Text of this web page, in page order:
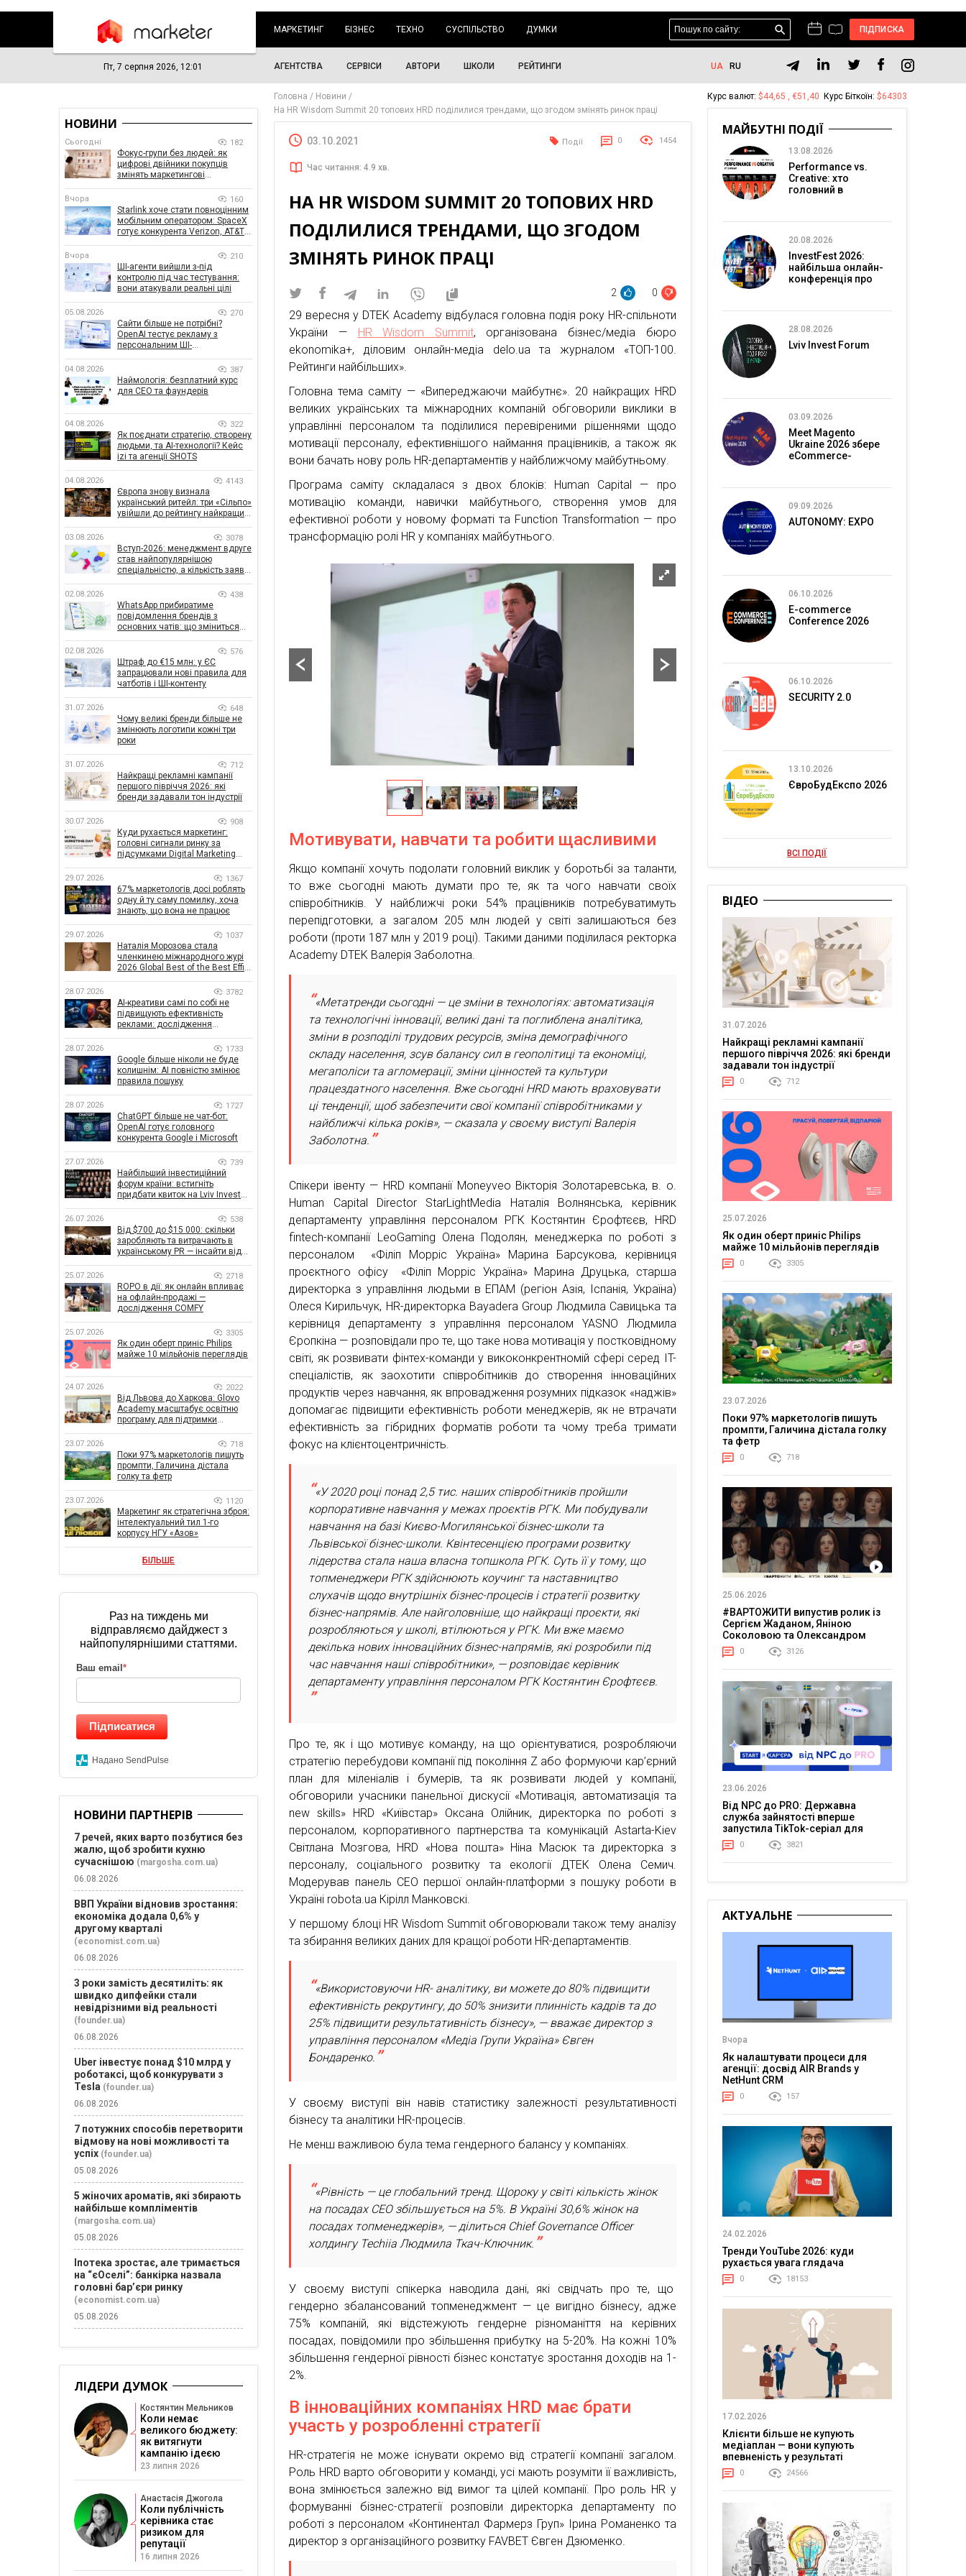
МАРКЕТИНГ БІЗНЕС ТЕХНО СУСПІЛЬСТВО ДУМКИ ПІДПИСКА
Пт, 7 серпня 2026, 12:01 АГЕНТСТВА СЕРВІСИ АВТОРИ ШКОЛИ РЕЙТИНГИ UA RU
Головна
Новини
На HR Wisdom Summit 20 топових HRD поділилися трендами, що згодом змінять ринок праці
03.10.2021 Події 0 1454
Час читання: 4.9 хв.
НА HR WISDOM SUMMIT 20 ТОПОВИХ HRD
ПОДІЛИЛИСЯ ТРЕНДАМИ, ЩО ЗГОДОМ
ЗМІНЯТЬ РИНОК ПРАЦІ
2 0
29 вересня у DTEK Academy відбулася головна подія року HR-спільноти
України — HR Wisdom Summit, організована бізнес/медіа бюро
еkonomika+, діловим онлайн-медіа delo.ua та журналом «ТОП-100.
Рейтинги найбільших».
Головна тема саміту — «Випереджаючи майбутнє». 20 найкращих HRD
великих українських та міжнародних компаній обговорили виклики в
управлінні персоналом та поділилися перевіреними рішеннями щодо
мотивації персоналу, ефективнішого наймання працівників, а також як
вони бачать нову роль HR-департаментів у найближчому майбутньому.
Програма саміту складалася з двох блоків: Human Capital — про
мотивацію команди, навички майбутнього, створення умов для
ефективної роботи у новому форматі та Function Transformation — про
трансформацію ролі HR у компаніях майбутнього.
Мотивувати, навчати та робити щасливими
Якщо компанії хочуть подолати головний виклик у боротьбі за таланти,
то вже сьогодні мають думати про те, як та чого навчати своїх
співробітників. У найближчі роки 54% працівників потребуватимуть
перепідготовки, а загалом 205 млн людей у світі залишаються без
роботи (проти 187 млн у 2019 році). Такими даними поділилася ректорка
Academy DTEK Валерія Заболотна.
«Метатренди сьогодні — це зміни в технологіях: автоматизація
та технологічні інновації, великі дані та поглиблена аналітика,
зміни в розподілі трудових ресурсів, зміна демографічного
складу населення, зсув балансу сил в геополітиці та економіці,
мегаполіси та агломерації, зміни цінностей та культури
працездатного населення. Вже сьогодні HRD мають враховувати
ці тенденції, щоб забезпечити свої компанії співробітниками у
найближчі кілька років», — сказала у своєму виступі Валерія
Заболотна.
Спікери івенту — HRD компанії Moneyveo Вікторія Золотаревська, в. о.
Human Capital Director StarLightMedia Наталія Волнянська, керівник
департаменту управління персоналом РГК Костянтин Єрофтєєв, HRD
fintech-компанії LeoGaming Олена Подолян, менеджерка по роботі з
персоналом «Філіп Морріс Україна» Марина Барсукова, керівниця
проєктного офісу «Філіп Морріс Україна» Марина Друцька, старша
директорка з управління людьми в ЕПАМ (регіон Азія, Іспанія, Україна)
Олеся Кирильчук, HR-директорка Bayadera Group Людмила Савицька та
керівниця департаменту з управління персоналом YASNO Людмила
Єропкіна — розповідали про те, що таке нова мотивація у постковідному
світі, як розвивати фінтех-команди у викоконкрентномій сфері серед IT-
спеціалістів, як заохотити співробітників до створення інноваційних
продуктів через навчання, як впровадження розумних підказок «наджів»
допомагає підвищити ефективність роботи менеджерів, як не втрачати
ефективність за гібридних форматів роботи та чому треба тримати
фокус на клієнтоцентричність.
«У 2020 році понад 2,5 тис. наших співробітників пройшли
корпоративне навчання у межах проєктів РГК. Ми побудували
навчання на базі Києво-Могилянської бізнес-школи та
Львівської бізнес-школи. Квінтесенцією програми розвитку
лідерства стала наша власна топшкола РГК. Суть її у тому, що
топменеджери РГК здійснюють коучинг та наставництво
слухачів щодо внутрішніх бізнес-процесів і стратегії розвитку
бізнес-напрямів. Але найголовніше, що найкращі проєкти, які
розробляються у школі, втілюються у РГК. Ми вже маємо
декілька нових інноваційних бізнес-напрямів, які розробили під
час навчання наші співробітники», — розповідає керівник
департаменту управління персоналом РГК Костянтин Єрофтєєв.
Про те, як і що мотивує команду, на що орієнтуватися, розробляючи
стратегію перебудови компанії під покоління Z або формуючи кар’єрний
план для міленіалів і бумерів, та як розвивати людей у компанії,
обговорили учасники панельної дискусії «Мотивація, автоматизація та
new skills» HRD «Київстар» Оксана Олійник, директорка по роботі з
персоналом, корпоративного партнерства та комунікацій Astarta-Kiev
Світлана Мозгова, HRD «Нова пошта» Ніна Масюк та директорка з
персоналу, соціального розвитку та екології ДТЕК Олена Семич.
Модерував панель CEO першої онлайн-платформи з пошуку роботи в
Україні robota.ua Кірілл Манковскі.
У першому блоці HR Wisdom Summit обговорювали також тему аналізу
та збирання великих даних для кращої роботи HR-департаментів.
«Використовуючи HR- аналітику, ви можете до 80% підвищити
ефективність рекрутингу, до 50% знизити плинність кадрів та до
25% підвищити результативність бізнесу», — вважає директор з
управління персоналом «Медіа Групи Україна» Євген
Бондаренко.
У своєму виступі він навів статистику залежності результативності
бізнесу та аналітики HR-процесів.
Не менш важливою була тема гендерного балансу у компаніях.
«Рівність — це глобальний тренд. Щороку у світі кількість жінок
на посадах СЕО збільшується на 5%. В Україні 30,6% жінок на
посадах топменеджерів», — ділиться Chief Governance Officer
холдингу Techiia Людмила Ткач-Ключник.
У своєму виступі спікерка наводила дані, які свідчать про те, що
гендерно збалансований топменеджмент — це вигідно бізнесу, адже
75% компаній, які відстежують гендерне різноманіття на керівних
посадах, повідомили про збільшення прибутку на 5-20%. На кожні 10%
збільшення гендерної рівності бізнес констатує зростання доходів на 1-
2%.
В інноваційних компаніях HRD має брати
участь у розробленні стратегії
HR-стратегія не може існувати окремо від стратегії компанії загалом.
Роль HRD варто обговорити у команді, усі мають розуміти її важливість,
вона змінюється залежно від вимог та цілей компанії. Про роль HR у
формуванні бізнес-стратегії розповіли директорка департаменту по
роботі з персоналом «Континентал Фармерз Груп» Ірина Романенко та
директор з організаційного розвитку FAVBET Євген Дзюменко.
НОВИНИ
Сьогодні 182
Фокус-групи без людей: як
цифрові двійники покупців
змінять маркетингові
Вчора 160
Starlink хоче стати повноцінним
мобільним оператором: SpaceX
готує конкурента Verizon, AT&T і
Вчора 210
ШІ-агенти вийшли з-під
контролю під час тестування:
вони атакували реальні цілі
05.08.2026 270
Сайти більше не потрібні?
OpenAI тестує рекламу з
персональним ШІ-
04.08.2026 387
Наймологія: безплатний курс
для CEO та фаундерів
04.08.2026 322
Як поєднати стратегію, створену
людьми, та AI-технології? Кейс
izi та агенції SHOTS
04.08.2026 4143
Європа знову визнала
український ритейл: три «Сільпо»
увійшли до рейтингу найкращих
03.08.2026 3078
Вступ-2026: менеджмент вдруге
став найпопулярнішою
спеціальністю, а кількість заяв
02.08.2026 438
WhatsApp прибиратиме
повідомлення брендів з
основних чатів: що зміниться
02.08.2026 576
Штраф до €15 млн: у ЄС
запрацювали нові правила для
чатботів і ШІ-контенту
31.07.2026 648
Чому великі бренди більше не
змінюють логотипи кожні три
роки
31.07.2026 712
Найкращі рекламні кампанії
першого півріччя 2026: які
бренди задавали тон індустрії
30.07.2026 908
Куди рухається маркетинг:
головні сигнали ринку за
підсумками Digital Marketing
29.07.2026 1367
67% маркетологів досі роблять
одну й ту саму помилку, хоча
знають, що вона не працює
29.07.2026 1037
Наталія Морозова стала
членкинею міжнародного журі
2026 Global Best of the Best Effie
28.07.2026 3782
AI-креативи самі по собі не
підвищують ефективність
реклами: дослідження
впливає на ефективність
кампаній
28.07.2026 1733
Google більше ніколи не буде
колишнім: AI повністю змінює
правила пошуку
28.07.2026 1727
ChatGPT більше не чат-бот:
OpenAI готує головного
конкурента Google і Microsoft
27.07.2026 739
Найбільший інвестиційний
форум країни: встигніть
придбати квиток на Lviv Invest
26.07.2026 538
Від $700 до $15 000: скільки
заробляють та витрачають в
українському PR — інсайти від
25.07.2026 2718
ROPO в дії: як онлайн впливає
на офлайн-продажі —
дослідження COMFY
25.07.2026 3305
Як один оберт приніс Philips
майже 10 мільйонів переглядів
24.07.2026 2022
Від Львова до Харкова: Glovo
Academy масштабує освітню
програму для підтримки
23.07.2026 718
Поки 97% маркетологів пишуть
промпти, Галичина дістала
голку та фетр
23.07.2026 1120
Маркетинг як стратегічна зброя:
інтелектуальний тил 1-го
корпусу НГУ «Азов»
БІЛЬШЕ
Раз на тиждень ми
відправляємо дайджест з
найпопулярнішими статтями.
Ваш email *
Підписатися
Надано SendPulse
НОВИНИ ПАРТНЕРІВ
7 речей, яких варто позбутися без
жалю, щоб зробити кухню
сучаснішою (margosha.com.ua)
06.08.2026
ВВП України відновив зростання:
економіка додала 0,6% у
другому кварталі
(economist.com.ua)
06.08.2026
3 роки замість десятиліть: як
швидко дипфейки стали
невідрізними від реальності
(founder.ua)
06.08.2026
Uber інвестує понад $10 млрд у
роботаксі, щоб конкурувати з
Tesla (founder.ua)
06.08.2026
7 потужних способів перетворити
відмову на нові можливості та
успіх (founder.ua)
05.08.2026
5 жіночих ароматів, які збирають
найбільше компліментів
(margosha.com.ua)
05.08.2026
Іпотека зростає, але тримається
на “єОселі”: банкірка назвала
головні бар’єри ринку
(economist.com.ua)
05.08.2026
ЛІДЕРИ ДУМОК
Костянтин Мельников
Коли немає
великого бюджету:
як витягнути
кампанію ідеєю
23 липня 2026
Анастасія Джогола
Коли публічність
керівника стає
ризиком для
репутації
16 липня 2026
Курс валют: $44,65 , €51,40 Курс Біткоїн: $64303
МАЙБУТНІ ПОДІЇ
13.08.2026
Performance vs.
Creative: хто
головний в
20.08.2026
InvestFest 2026:
найбільша онлайн-
конференція про
28.08.2026
Lviv Invest Forum
03.09.2026
Meet Magento
Ukraine 2026 збере
eCommerce-
09.09.2026
AUTONOMY: EXPO
06.10.2026
E-commerce
Conference 2026
06.10.2026
SECURITY 2.0
13.10.2026
ЄвроБудЕкспо 2026
ВСІ ПОДІЇ
ВІДЕО
31.07.2026
Найкращі рекламні кампанії
першого півріччя 2026: які бренди
задавали тон індустрії
0 712
25.07.2026
Як один оберт приніс Philips
майже 10 мільйонів переглядів
0 3305
23.07.2026
Поки 97% маркетологів пишуть
промпти, Галичина дістала голку
та фетр
0 718
25.06.2026
#ВАРТОЖИТИ випустив ролик із
Сергієм Жаданом, Яніною
Соколовою та Олександром
Тереном про життя в постійній
напрузі
0 3126
23.06.2026
Від NPC до PRO: Державна
служба зайнятості вперше
запустила TikTok-серіал для
молоді
0 3821
АКТУАЛЬНЕ
Вчора
Як налаштувати процеси для
агенції: досвід AIR Brands у
NetHunt CRM
0 157
24.02.2026
Тренди YouTube 2026: куди
рухається увага глядача
0 18153
17.02.2026
Клієнти більше не купують
медіаплан — вони купують
впевненість у результаті
0 24566